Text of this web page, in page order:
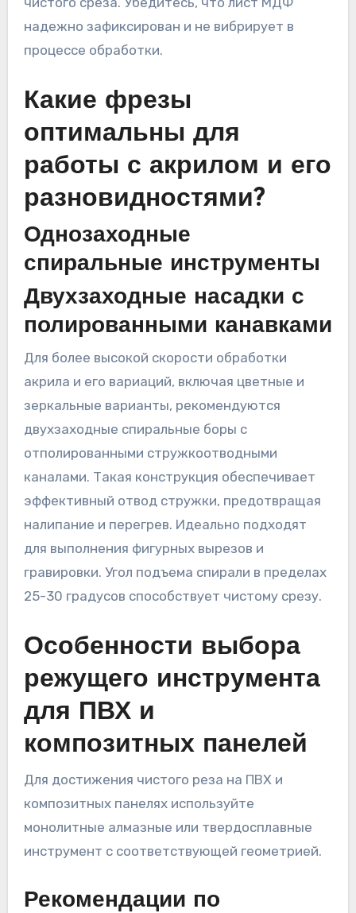
надежно зафиксирован и не вибрирует в
процессе обработки.
Какие фрезы
оптимальны для
работы с акрилом и его
разновидностями?
Однозаходные
спиральные инструменты
Двухзаходные насадки с
полированными канавками
Для более высокой скорости обработки
акрила и его вариаций, включая цветные и
зеркальные варианты, рекомендуются
двухзаходные спиральные боры с
отполированными стружкоотводными
каналами. Такая конструкция обеспечивает
эффективный отвод стружки, предотвращая
налипание и перегрев. Идеально подходят
для выполнения фигурных вырезов и
гравировки. Угол подъема спирали в пределах
25-30 градусов способствует чистому срезу.
Особенности выбора
режущего инструмента
для ПВХ и
композитных панелей
Для достижения чистого реза на ПВХ и
композитных панелях используйте
монолитные алмазные или твердосплавные
инструмент с соответствующей геометрией.
Рекомендации по